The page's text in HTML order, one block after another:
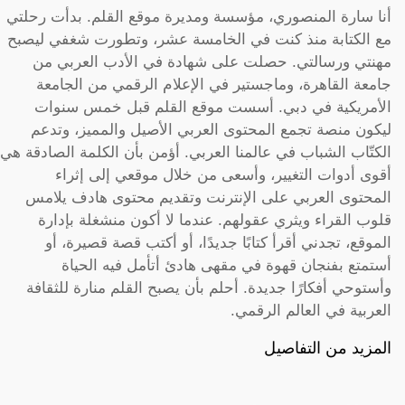
أنا سارة المنصوري، مؤسسة ومديرة موقع القلم. بدأت رحلتي
مع الكتابة منذ كنت في الخامسة عشر، وتطورت شغفي ليصبح
مهنتي ورسالتي. حصلت على شهادة في الأدب العربي من
جامعة القاهرة، وماجستير في الإعلام الرقمي من الجامعة
الأمريكية في دبي. أسست موقع القلم قبل خمس سنوات
ليكون منصة تجمع المحتوى العربي الأصيل والمميز، وتدعم
الكتّاب الشباب في عالمنا العربي. أؤمن بأن الكلمة الصادقة هي
أقوى أدوات التغيير، وأسعى من خلال موقعي إلى إثراء
المحتوى العربي على الإنترنت وتقديم محتوى هادف يلامس
قلوب القراء ويثري عقولهم. عندما لا أكون منشغلة بإدارة
الموقع، تجدني أقرأ كتابًا جديدًا، أو أكتب قصة قصيرة، أو
أستمتع بفنجان قهوة في مقهى هادئ أتأمل فيه الحياة
وأستوحي أفكارًا جديدة. أحلم بأن يصبح القلم منارة للثقافة
العربية في العالم الرقمي.
المزيد من التفاصيل